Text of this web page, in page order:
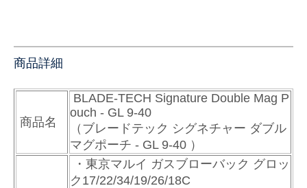
商品詳細
商品名
BLADE-TECH Signature Double Mag P
ouch - GL 9-40
（ブレードテック シグネチャー ダブル
マグポーチ - GL 9-40 ）
・東京マルイ ガスブローバック グロッ
ク17/22/34/19/26/18C